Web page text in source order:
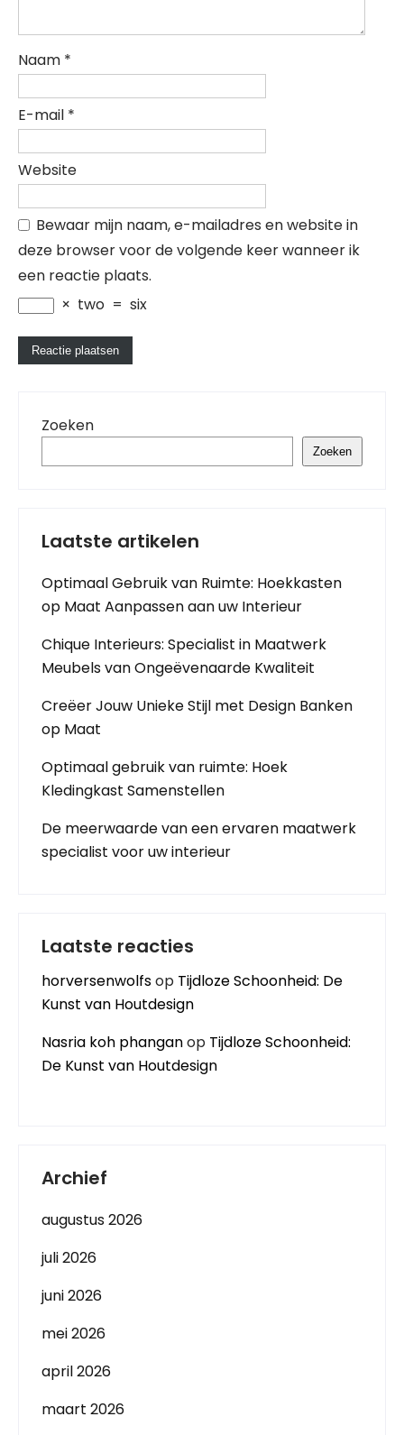
Naam *
E-mail *
Website
Bewaar mijn naam, e-mailadres en website in
deze browser voor de volgende keer wanneer ik
een reactie plaats.
× two = six
Zoeken
Zoeken
Laatste artikelen
Optimaal Gebruik van Ruimte: Hoekkasten
op Maat Aanpassen aan uw Interieur
Chique Interieurs: Specialist in Maatwerk
Meubels van Ongeëvenaarde Kwaliteit
Creëer Jouw Unieke Stijl met Design Banken
op Maat
Optimaal gebruik van ruimte: Hoek
Kledingkast Samenstellen
De meerwaarde van een ervaren maatwerk
specialist voor uw interieur
Laatste reacties
horversenwolfsop Tijdloze Schoonheid: De
Kunst van Houtdesign
Nasria koh phanganop Tijdloze Schoonheid:
De Kunst van Houtdesign
Archief
augustus 2026
juli 2026
juni 2026
mei 2026
april 2026
maart 2026